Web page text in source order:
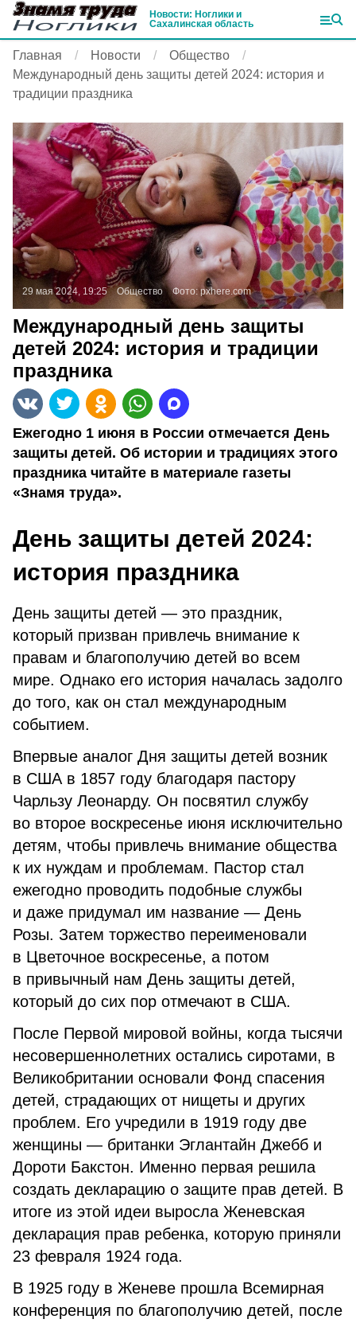
Новости: Ноглики и
Сахалинская область
Главная Новости
Общество
Международный день защиты детей 2024: история и
традиции праздника
29 мая 2024, 19:25 Общество Фото:pxhere.com
Международный день защиты
детей 2024: история и традиции
праздника
Ежегодно 1 июня в России отмечается День
защиты детей. Об истории и традициях этого
праздника читайте в материале газеты
«Знамя труда».
День защиты детей 2024:
история праздника
День защиты детей — это праздник,
который призван привлечь внимание к
правам и благополучию детей во всем
мире. Однако его история началась задолго
до того, как он стал международным
событием.
Впервые аналог Дня защиты детей возник
в США в 1857 году благодаря пастору
Чарльзу Леонарду. Он посвятил службу
во второе воскресенье июня исключительно
детям, чтобы привлечь внимание общества
к их нуждам и проблемам. Пастор стал
ежегодно проводить подобные службы
и даже придумал им название — День
Розы. Затем торжество переименовали
в Цветочное воскресенье, а потом
в привычный нам День защиты детей,
который до сих пор отмечают в США.
После Первой мировой войны, когда тысячи
несовершеннолетних остались сиротами, в
Великобритании основали Фонд спасения
детей, страдающих от нищеты и других
проблем. Его учредили в 1919 году две
женщины — британки Эглантайн Джебб и
Дороти Бакстон. Именно первая решила
создать декларацию о защите прав детей. В
итоге из этой идеи выросла Женевская
декларация прав ребенка, которую приняли
23 февраля 1924 года.
В 1925 году в Женеве прошла Всемирная
конференция по благополучию детей, после